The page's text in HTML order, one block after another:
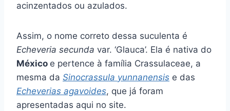
acinzentados ou azulados.
Assim, o nome correto dessa suculenta é
Echeveria secunda var. ‘Glauca’. Ela é nativa do
México e pertence à família Crassulaceae, a
mesma da Sinocrassula yunnanensis e das
Echeverias agavoides, que já foram
apresentadas aqui no site.